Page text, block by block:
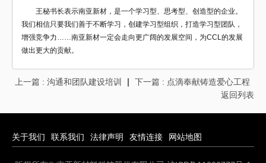
王秘书长表示南亚新材，是一个学习型、思考型、创造型的企业。
我们相信只要我们善于不断学习，创建学习型组织，打造学习型团队，
增强竞争力……南亚新材一定会走向更广阔的发展空间，为CCL的发展
做出更大的贡献。
上一篇 : 沟通和团队建设培训 | 下一篇 : 点滴奉献铸造爱心工程
返回列表
关于我们 联系我们 法律声明 友情连接 网站地图